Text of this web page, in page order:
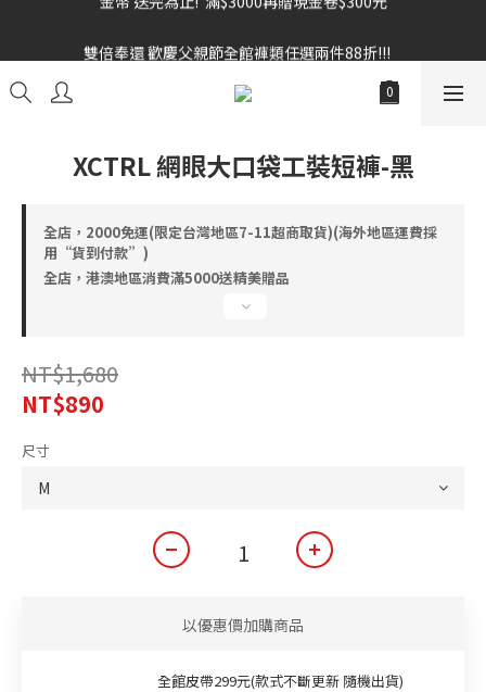
XCTRL 網眼大口袋工裝短褲-黑
全店，2000免運(限定台灣地區7-11超商取貨)(海外地區運費採
用“貨到付款”)
全店，港澳地區消費滿5000送精美贈品
NT$1,680
NT$890
尺寸
以優惠價加購商品
全館皮帶299元(款式不斷更新 隨機出貨)